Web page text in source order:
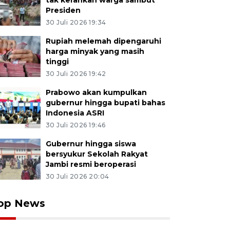
Presiden
30 Juli 2026 19:34
Rupiah melemah dipengaruhi
harga minyak yang masih
tinggi
30 Juli 2026 19:42
Prabowo akan kumpulkan
gubernur hingga bupati bahas
Indonesia ASRI
30 Juli 2026 19:46
Gubernur hingga siswa
bersyukur Sekolah Rakyat
Jambi resmi beroperasi
30 Juli 2026 20:04
News